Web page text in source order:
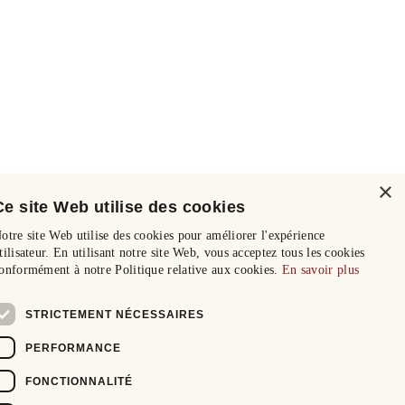
×
site Web utilise des cookies
site Web utilise des cookies pour améliorer l'expérience
En utilisant notre site Web, vous acceptez tous les cookies
à notre Politique relative aux cookies. En savoir plus
STRICTEMENT NÉCESSAIRES
PERFORMANCE
FONCTIONNALITÉ